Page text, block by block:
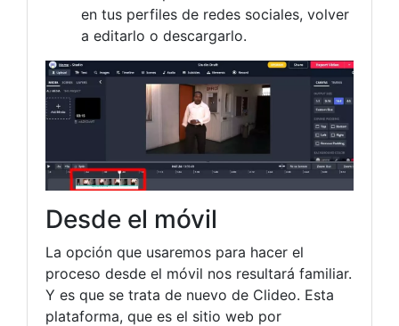
en tus perfiles de redes sociales, volver
a editarlo o descargarlo.
Desde el móvil
La opción que usaremos para hacer el
proceso desde el móvil nos resultará familiar.
Y es que se trata de nuevo de Clideo. Esta
plataforma, que es el sitio web por